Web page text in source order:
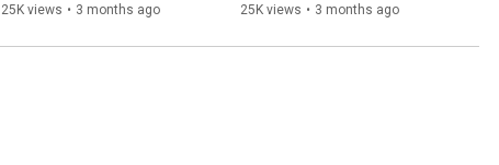
25K views • 3 months ago
25K views • 3 months ago